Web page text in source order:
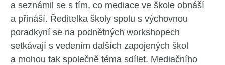
a seznámil se s tím, co mediace ve škole obnáší
a přináší. Ředitelka školy spolu s výchovnou
poradkyní se na podnětných workshopech
setkávají s vedením dalších zapojených škol
a mohou tak společně téma sdílet. Mediačního